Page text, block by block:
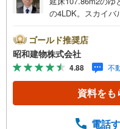
の4LDK。スカイバ
度がスムーズにで
駅徒歩9分。 ・・
に創業44年、地域
買換えには、不安
もちろん地域密着
します。 お気軽にご相談、ご来社頂ける会社です。スタ
物は存在しません
ゴールド推奨店
昭和建物株式会社
4.88 不
資料をも
電話